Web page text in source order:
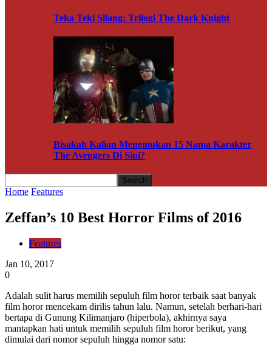
Teka Teki Silang: Trilogi The Dark Knight
Bisakah Kalian Menemukan 15 Nama Karakter
The Avengers Di Sini?
Home Features
Zeffan’s 10 Best Horror Films of 2016
Features
Jan 10, 2017
0
Adalah sulit harus memilih sepuluh film horor terbaik saat banyak
film horor mencekam dirilis tahun lalu. Namun, setelah berhari-hari
bertapa di Gunung Kilimanjaro (hiperbola), akhirnya saya
mantapkan hati untuk memilih sepuluh film horor berikut, yang
dimulai dari nomor sepuluh hingga nomor satu: